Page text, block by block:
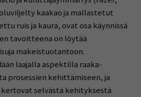
kaakao ja mallastetut
ruis ja kaura, ovat osa käynnissä
tavoitteena on löytää
makeistuotantoon.
laajalla aspektilla raaka-
prosessien kehittämiseen, ja
selvästä kehityksestä